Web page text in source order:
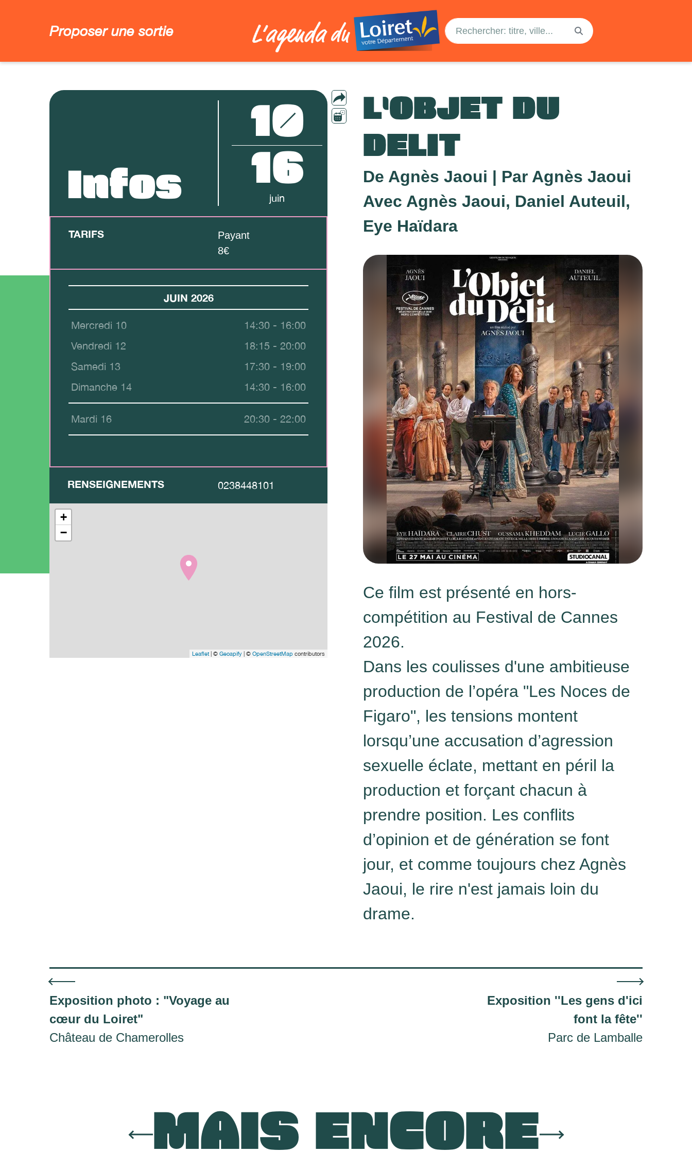
Proposer une sortie
L'OBJET DU
DELIT
Infos
10
16
juin
TARIFS
Payant
8€
JUIN 2026
Mercredi 10
14:30 - 16:00
Vendredi 12
18:15 - 20:00
Samedi 13
17:30 - 19:00
Dimanche 14
14:30 - 16:00
Mardi 16 20:30 - 22:00
RENSEIGNEMENTS 0238448101
+
−
Leaflet| © Geoapify | © OpenStreetMap contributors
De Agnès Jaoui | Par Agnès Jaoui
Avec Agnès Jaoui, Daniel Auteuil,
Eye Haïdara
Ce film est présenté en hors-
compétition au Festival de Cannes
2026.
Dans les coulisses d'une ambitieuse
production de l’opéra "Les Noces de
Figaro", les tensions montent
lorsqu’une accusation d’agression
sexuelle éclate, mettant en péril la
production et forçant chacun à
prendre position. Les conflits
d’opinion et de génération se font
jour, et comme toujours chez Agnès
Jaoui, le rire n'est jamais loin du
drame.
Exposition photo : "Voyage au
cœur du Loiret"
Château de Chamerolles
Exposition ''Les gens d'ici
font la fête''
Parc de Lamballe
MAIS ENCORE